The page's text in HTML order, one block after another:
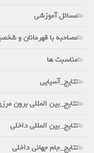
مسائل آموزشی
مصاحبه با قهرمانان و
مناسبت ها
نتایج_آسیایی
نتایج_بین المللی برون
نتایج_بین المللی داخلی
نتایج_جام جهانی داخلی